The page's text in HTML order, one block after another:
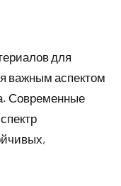
для
важным аспектом
Современные